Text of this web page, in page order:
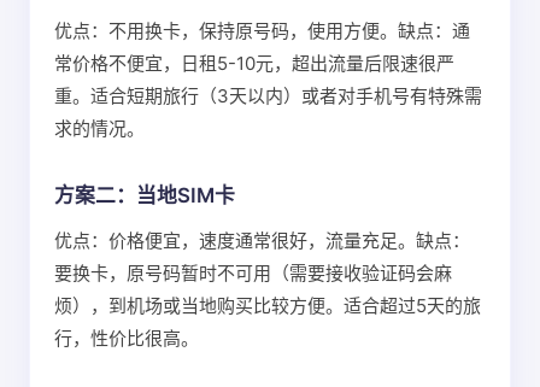
优点：不用换卡，保持原号码，使用方便。缺点：通
常价格不便宜，日租5-10元，超出流量后限速很严
重。适合短期旅行（3天以内）或者对手机号有特殊需
求的情况。
方案二：当地SIM卡
优点：价格便宜，速度通常很好，流量充足。缺点：
要换卡，原号码暂时不可用（需要接收验证码会麻
烦），到机场或当地购买比较方便。适合超过5天的旅
行，性价比很高。